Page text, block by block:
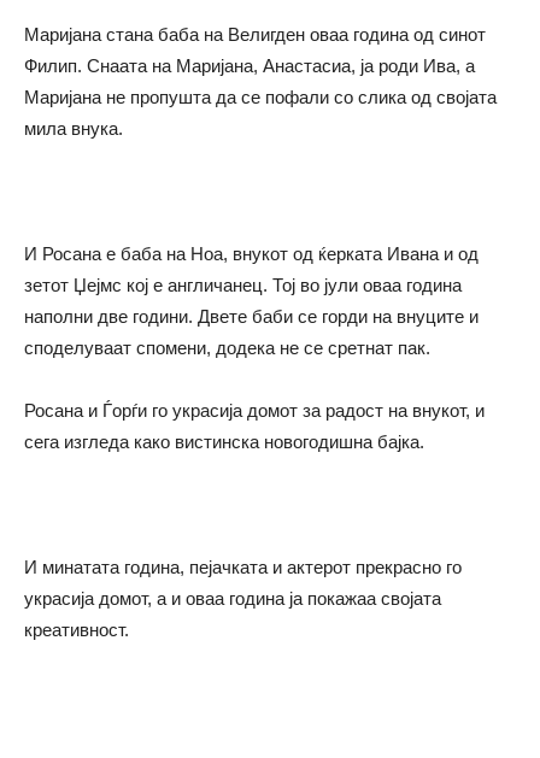
Маријана стана баба на Велигден оваа година од синот
Филип. Снаата на Маријана, Анастасиа, ја роди Ива, а
Маријана не пропушта да се пофали со слика од својата
мила внука.
И Росана е баба на Ноа, внукот од ќерката Ивана и од
зетот Џејмс кој е англичанец. Тој во јули оваа година
наполни две години. Двете баби се горди на внуците и
споделуваат спомени, додека не се сретнат пак.
Росана и Ѓорѓи го украсија домот за радост на внукот, и
сега изгледа како вистинска новогодишна бајка.
И минатата година, пејачката и актерот прекрасно го
украсија домот, а и оваа година ја покажаа својата
креативност.